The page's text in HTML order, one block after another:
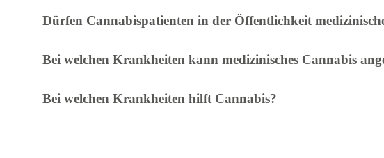
Dürfen Cannabispatienten in der Öffentlichkeit
Bei welchen Krankheiten kann medizinisches Cannabis
Bei welchen Krankheiten hilft Cannabis?